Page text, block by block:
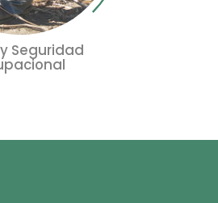
Seguridad